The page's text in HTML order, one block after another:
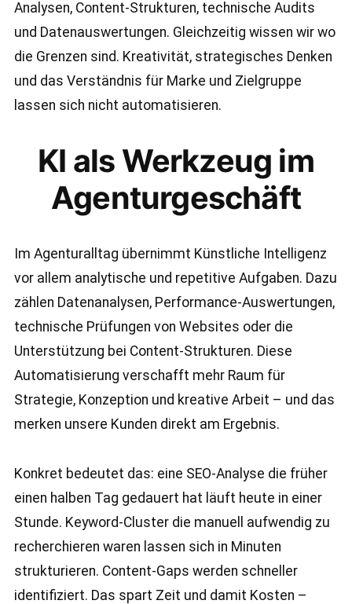
Analysen, Content-Strukturen, technische Audits
und Datenauswertungen. Gleichzeitig wissen wir wo
die Grenzen sind. Kreativität, strategisches Denken
und das Verständnis für Marke und Zielgruppe
lassen sich nicht automatisieren.
KI als Werkzeug im
Agenturgeschäft
Im Agenturalltag übernimmt Künstliche Intelligenz
vor allem analytische und repetitive Aufgaben. Dazu
zählen Datenanalysen, Performance-Auswertungen,
technische Prüfungen von Websites oder die
Unterstützung bei Content-Strukturen. Diese
Automatisierung verschafft mehr Raum für
Strategie, Konzeption und kreative Arbeit – und das
merken unsere Kunden direkt am Ergebnis.
Konkret bedeutet das: eine SEO-Analyse die früher
einen halben Tag gedauert hat läuft heute in einer
Stunde. Keyword-Cluster die manuell aufwendig zu
recherchieren waren lassen sich in Minuten
strukturieren. Content-Gaps werden schneller
identifiziert. Das spart Zeit und damit Kosten –